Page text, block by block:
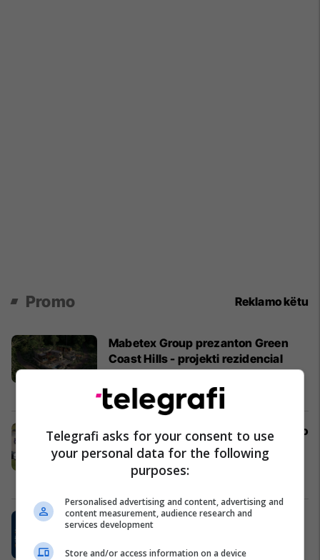
Promo Reklamo këtu
Mabetex Group prezanton Green
Coast Hills - projekti rezidencial
premium në Palasë
Mabetex Group
SCAN Ride and Delivery zgjedh Auto
Mita dhe Dacia Duster Hybrid për
projektin më të ri të taksive në
Prishtinë
Auto Mita
EduCare sjell trajnime të
specializuara për profesionistët e
kujdesit shëndetësor
Telegrafi asks for your consent to use
your personal data for the following
purposes:
Personalised advertising and content, advertising and
content measurement, audience research and
services development
Store and/or access information on a device